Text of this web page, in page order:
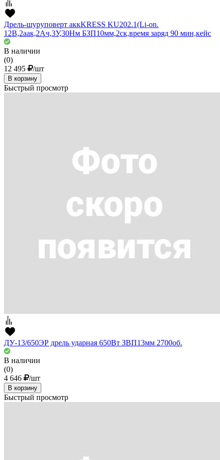
Дрель-шуруповерт аккKRESS KU202.1(Li-on.
12В,2аак,2Ач,3У,30Нм БЗП10мм,2ск,время заряд 90 мин,кейс
В наличии
(0)
12 495
/шт
В корзину
Быстрый просмотр
ДУ-13/650ЭР дрель ударная 650Вт ЗВП13мм 2700об.
В наличии
(0)
4 646
/шт
В корзину
Быстрый просмотр